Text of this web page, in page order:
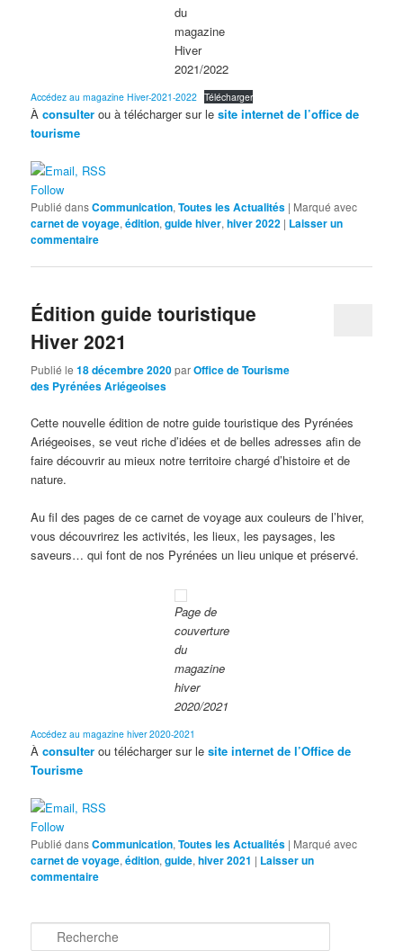
du
magazine
Hiver
2021/2022
Accédez au magazine Hiver-2021-2022 Télécharger
Àconsulter ou à télécharger sur lesite internet de l’office de
tourisme
Follow
Publié dansCommunication,Toutes les Actualités | Marqué avec
carnet de voyage,édition,guide hiver,hiver 2022 | Laisser un
commentaire
Édition guide touristique
Hiver 2021
Publié le18 décembre 2020parOffice de Tourisme
des Pyrénées Ariégeoises
Cette nouvelle édition de notre guide touristique des Pyrénées
Ariégeoises, se veut riche d’idées et de belles adresses afin de
faire découvrir au mieux notre territoire chargé d’histoire et de
nature.
Au fil des pages de ce carnet de voyage aux couleurs de l’hiver,
vous découvrirez les activités, les lieux, les paysages, les
saveurs… qui font de nos Pyrénées un lieu unique et préservé.
Page de
couverture
du
magazine
hiver
2020/2021
Accédez au magazine hiver 2020-2021
Àconsulter ou télécharger sur lesite internet de l’Office de
Tourisme
Follow
Publié dansCommunication,Toutes les Actualités | Marqué avec
carnet de voyage,édition,guide,hiver 2021 | Laisser un
commentaire